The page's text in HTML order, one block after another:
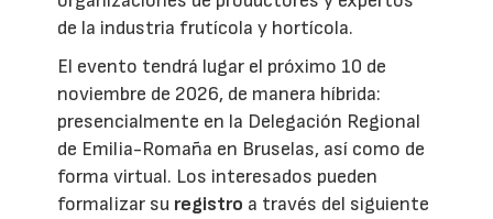
de la industria frutícola y hortícola.
El evento tendrá lugar el próximo 10 de
noviembre de 2026, de manera híbrida:
presencialmente en la Delegación Regional
de Emilia-Romaña en Bruselas, así como de
forma virtual. Los interesados pueden
formalizar su registro a través del siguiente